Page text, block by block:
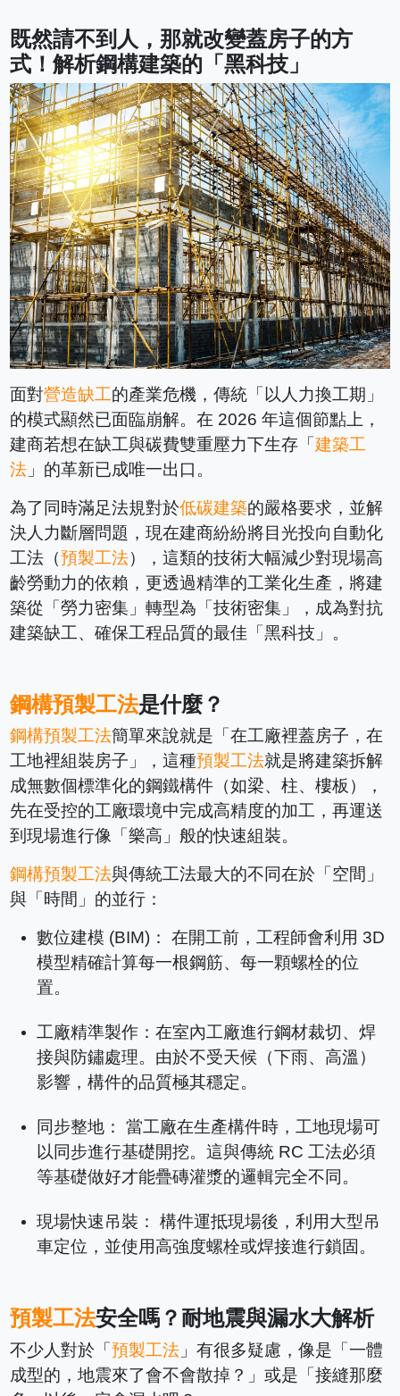
既然請不到人，那就改變蓋房子的方
式！解析鋼構建築的「黑科技」
面對營造缺工的產業危機，傳統「以人力換工期」
的模式顯然已面臨崩解。在 2026 年這個節點上，
建商若想在缺工與碳費雙重壓力下生存「建築工
法 」的革新已成唯一出口。
為了同時滿足法規對於低碳建築的嚴格要求，並解
決人力斷層問題，現在建商紛紛將目光投向自動化
工法（預製工法），這類的技術大幅減少對現場高
齡勞動力的依賴，更透過精準的工業化生產，將建
築從「勞力密集」轉型為「技術密集」，成為對抗
建築缺工、確保工程品質的最佳「黑科技」。
鋼構預製工法是什麼？
鋼構預製工法簡單來說就是「在工廠裡蓋房子，在
工地裡組裝房子」，這種預製工法就是將建築拆解
成無數個標準化的鋼鐵構件（如梁、柱、樓板），
先在受控的工廠環境中完成高精度的加工，再運送
到現場進行像「樂高」般的快速組裝。
鋼構預製工法與傳統工法最大的不同在於「空間」
與「時間」的並行：
數位建模 (BIM)： 在開工前，工程師會利用 3D
模型精確計算每一根鋼筋、每一顆螺栓的位
置。
工廠精準製作：在室內工廠進行鋼材裁切、焊
接與防鏽處理。由於不受天候（下雨、高溫）
影響，構件的品質極其穩定。
同步整地： 當工廠在生產構件時，工地現場可
以同步進行基礎開挖。這與傳統 RC 工法必須
等基礎做好才能疊磚灌漿的邏輯完全不同。
現場快速吊裝： 構件運抵現場後，利用大型吊
車定位，並使用高強度螺栓或焊接進行鎖固。
預製工法安全嗎？耐地震與漏水大解析
不少人對於「預製工法 」有很多疑慮，像是「一體
成型的，地震來了會不會散掉？」或是「接縫那麼